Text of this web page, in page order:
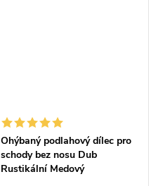
Ohýbaný podlahový dílec pro
schody bez nosu Dub
Rustikální Medový